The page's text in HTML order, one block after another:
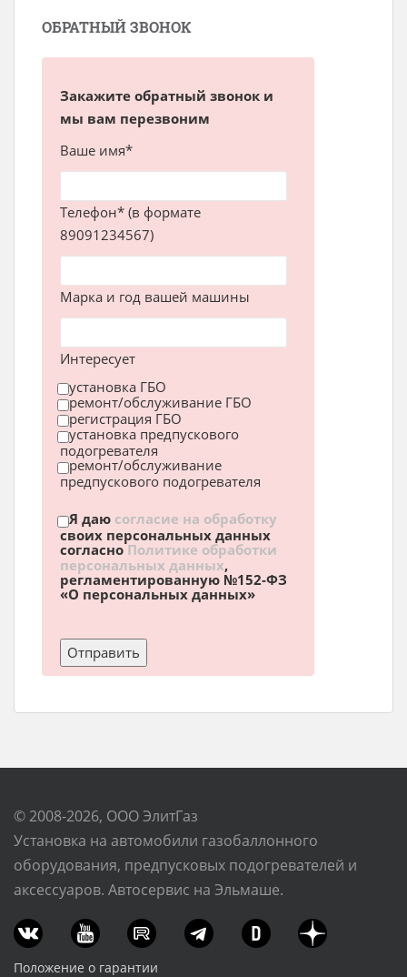
ОБРАТНЫЙ ЗВОНОК
Закажите обратный звонок и
мы вам перезвоним
Ваше имя*
Телефон* (в формате
89091234567)
Марка и год вашей машины
Интересует
установка ГБО
ремонт/обслуживание ГБО
регистрация ГБО
установка предпускового
подогревателя
ремонт/обслуживание
предпускового подогревателя
Я даю согласие на обработку
своих персональных данных
согласноПолитике обработки
персональных данных,
регламентированную №152-ФЗ
«О персональных данных»
© 2008-2026, ООО ЭлитГаз
Установка на автомобили газобаллонного
оборудования, предпусковых подогревателей и
аксессуаров. Автосервис на Эльмаше.
Положение о гарантии